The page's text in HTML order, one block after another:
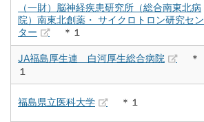
（一財）脳神経疾患研究所（総合南東北病
院）南東北創薬・ サイクロトロン研究セン
ター
＊１
JA福島厚生連 白河厚生総合病院
＊
１
福島県立医科大学 ＊１